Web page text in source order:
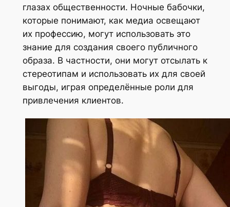
глазах общественности. Ночные бабочки,
которые понимают, как медиа освещают
их профессию, могут использовать это
знание для создания своего публичного
образа. В частности, они могут отсылать к
стереотипам и использовать их для своей
выгоды, играя определённые роли для
привлечения клиентов.